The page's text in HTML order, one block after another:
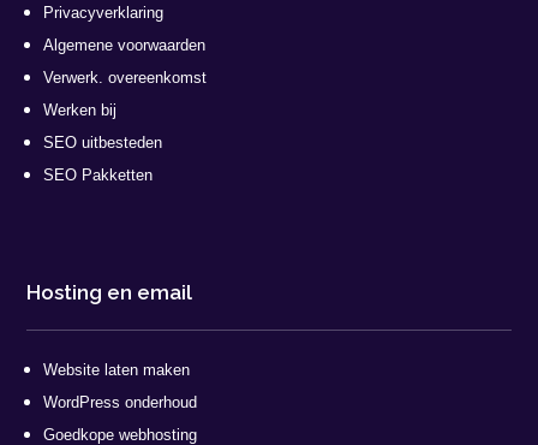
Privacyverklaring
Algemene voorwaarden
Verwerk. overeenkomst
Werken bij
SEO uitbesteden
SEO Pakketten
Hosting en email
Website laten maken
WordPress onderhoud
Goedkope webhosting